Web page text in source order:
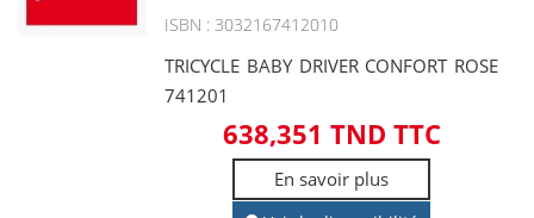
ISBN : 3032167412010
TRICYCLE BABY DRIVER CONFORT ROSE
741201
638,351 TND TTC
En savoir plus